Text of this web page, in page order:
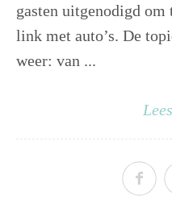
gasten uitgenodigd om
link met auto’s. De
weer: van ...